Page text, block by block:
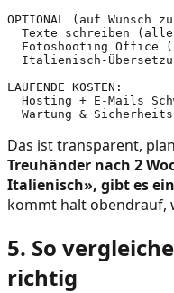
OPTIONAL (auf Wunsch
Texte schreiben
Fotoshooting Office
Italienisch-
LAUFENDE KOSTEN:
Hosting + E-Mails
Wartung &
Das ist transparent,
Treuhänder nach 2
Italienisch», gibt es
kommt halt obendrauf,
5. So
richtig